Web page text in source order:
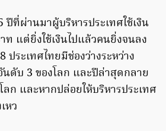
ปีที่ผ่านมาผู้บริหารประเทศใช้เงิน
ท แต่ยิ่งใช้เงินไปแล้วคนยิ่งจนลง
ประเทศไทยมีช่องว่างระหว่าง
ดับ 3 ของโลก และปีล่าสุดกลาย
ก และหากปล่อยให้บริหารประเทศ
หว